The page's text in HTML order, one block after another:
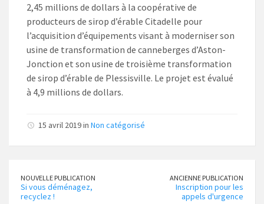
2,45 millions de dollars à la coopérative de
producteurs de sirop d’érable Citadelle pour
l’acquisition d’équipements visant à moderniser son
usine de transformation de canneberges d’Aston-
Jonction et son usine de troisième transformation
de sirop d’érable de Plessisville. Le projet est évalué
à 4,9 millions de dollars.
15 avril 2019 in Non catégorisé
NOUVELLE PUBLICATION
Si vous déménagez,
recyclez !
ANCIENNE PUBLICATION
Inscription pour les
appels d'urgence